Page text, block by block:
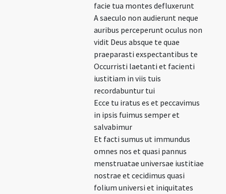
facie tua montes defluxerunt
A saeculo non audierunt neque
auribus perceperunt oculus non
vidit Deus absque te quae
praeparasti exspectantibus te
Occurristi laetanti et facienti
iustitiam in viis tuis
recordabuntur tui
Ecce tu iratus es et peccavimus
in ipsis fuimus semper et
salvabimur
Et facti sumus ut immundus
omnes nos et quasi pannus
menstruatae universae iustitiae
nostrae et cecidimus quasi
folium universi et iniquitates